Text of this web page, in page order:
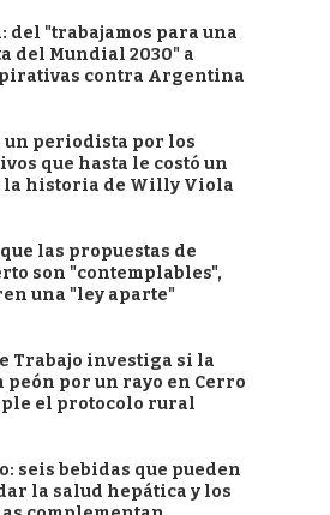
del "trabajamos para una
del Mundial 2030" a
contra Argentina
un periodista por los
que hasta le costó un
historia de Willy Viola
las propuestas de
son "contemplables",
una "ley aparte"
Trabajo investiga si la
peón por un rayo en Cerro
el protocolo rural
seis bebidas que pueden
la salud hepática y los